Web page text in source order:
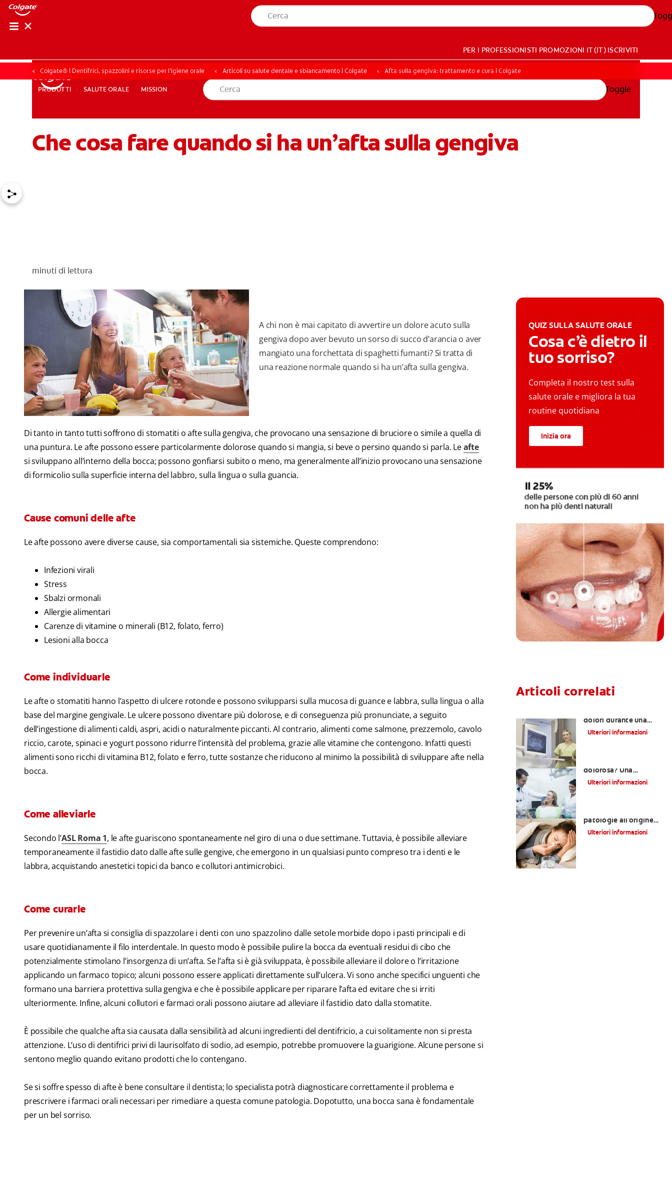
PRODOTTI SALUTE ORALE MISSION
PER I PROFESSIONISTI PROMOZIONI IT (IT) ISCRIVITI
PER I PROFESSIONISTI PROMOZIONI IT (IT) ISCRIVITI
PRODOTTI SALUTE ORALE MISSION
CONTROLLO DELLA SALUTE ORALE TROVA I PRODOTTI PER TE
Toggle
Colgate® | Dentifrici, spazzolini e risorse per l’igiene orale Articoli su salute dentale e sbiancamento | Colgate Afta sulla gengiva: trattamento e cura | Colgate
Che cosa fare quando si ha un’afta sulla gengiva
minuti di lettura
A chi non è mai capitato di avvertire un dolore acuto sulla
gengiva dopo aver bevuto un sorso di succo d’arancia o aver
mangiato una forchettata di spaghetti fumanti? Si tratta di
una reazione normale quando si ha un’afta sulla gengiva.
Di tanto in tanto tutti soffrono di stomatiti o afte sulla gengiva, che provocano una sensazione di bruciore o simile a quella di
una puntura. Le afte possono essere particolarmente dolorose quando si mangia, si beve o persino quando si parla. Leafte
si sviluppano all’interno della bocca; possono gonfiarsi subito o meno, ma generalmente all’inizio provocano una sensazione
di formicolio sulla superficie interna del labbro, sulla lingua o sulla guancia.
Cause comuni delle afte
Le afte possono avere diverse cause, sia comportamentali sia sistemiche. Queste comprendono:
Infezioni virali
Stress
Sbalzi ormonali
Allergie alimentari
Carenze di vitamine o minerali (B12, folato, ferro)
Lesioni alla bocca
Come individuarle
Le afte o stomatiti hanno l’aspetto di ulcere rotonde e possono svilupparsi sulla mucosa di guance e labbra, sulla lingua o alla
base del margine gengivale. Le ulcere possono diventare più dolorose, e di conseguenza più pronunciate, a seguito
dell’ingestione di alimenti caldi, aspri, acidi o naturalmente piccanti. Al contrario, alimenti come salmone, prezzemolo, cavolo
riccio, carote, spinaci e yogurt possono ridurre l’intensità del problema, grazie alle vitamine che contengono. Infatti questi
alimenti sono ricchi di vitamina B12, folato e ferro, tutte sostanze che riducono al minimo la possibilità di sviluppare afte nella
bocca.
Come alleviarle
Secondo l’ASL Roma 1, le afte guariscono spontaneamente nel giro di una o due settimane. Tuttavia, è possibile alleviare
temporaneamente il fastidio dato dalle afte sulle gengive, che emergono in un qualsiasi punto compreso tra i denti e le
labbra, acquistando anestetici topici da banco e collutori antimicrobici.
Come curarle
Per prevenire un’afta si consiglia di spazzolare i denti con uno spazzolino dalle setole morbide dopo i pasti principali e di
usare quotidianamente il filo interdentale. In questo modo è possibile pulire la bocca da eventuali residui di cibo che
potenzialmente stimolano l’insorgenza di un’afta. Se l’afta si è già sviluppata, è possibile alleviare il dolore o l’irritazione
applicando un farmaco topico; alcuni possono essere applicati direttamente sull’ulcera. Vi sono anche specifici unguenti che
formano una barriera protettiva sulla gengiva e che è possibile applicare per riparare l’afta ed evitare che si irriti
ulteriormente. Infine, alcuni collutori e farmaci orali possono aiutare ad alleviare il fastidio dato dalla stomatite.
È possibile che qualche afta sia causata dalla sensibilità ad alcuni ingredienti del dentifricio, a cui solitamente non si presta
attenzione. L’uso di dentifrici privi di laurisolfato di sodio, ad esempio, potrebbe promuovere la guarigione. Alcune persone si
sentono meglio quando evitano prodotti che lo contengano.
Se si soffre spesso di afte è bene consultare il dentista; lo specialista potrà diagnosticare correttamente il problema e
prescrivere i farmaci orali necessari per rimediare a questa comune patologia. Dopotutto, una bocca sana è fondamentale
per un bel sorriso.
QUIZ SULLA SALUTE ORALE
Cosa c’è dietro il
tuo sorriso?
Completa il nostro test sulla
salute orale e migliora la tua
routine quotidiana
Inizia ora
Articoli correlati
dolori durante una
terapia canalare
Ulteriori informazioni
dolorosa? Una
domanda semplice con
Ulteriori informazioni
patologie all'origine
del dolore.
Ulteriori informazioni